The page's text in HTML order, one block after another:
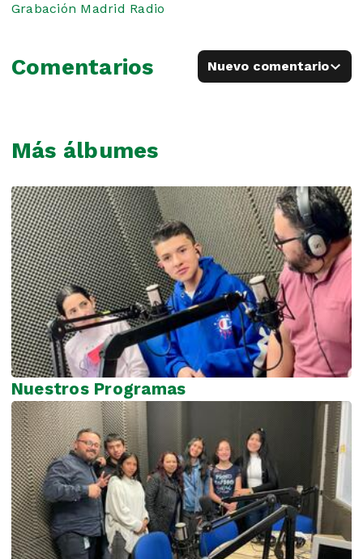
Más álbumes
Nuestros Programas
Grabación Madrid Radio
Comentarios Nuevo comentario